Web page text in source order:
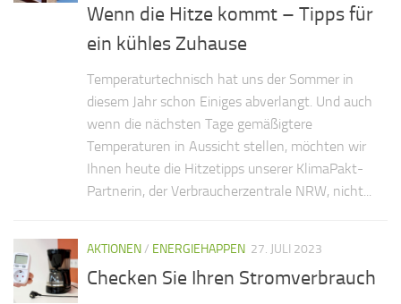
Wenn die Hitze kommt – Tipps für
ein kühles Zuhause
Temperaturtechnisch hat uns der Sommer in
diesem Jahr schon Einiges abverlangt. Und auch
wenn die nächsten Tage gemäßigtere
Temperaturen in Aussicht stellen, möchten wir
Ihnen heute die Hitzetipps unserer KlimaPakt-
Partnerin, der Verbraucherzentrale NRW, nicht...
AKTIONEN/ ENERGIEHAPPEN 27. JULI 2023
Checken Sie Ihren Stromverbrauch